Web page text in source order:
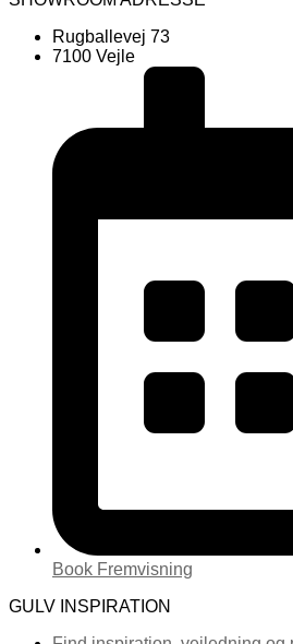
Rugballevej 73
7100 Vejle
Book Fremvisning
GULV INSPIRATION